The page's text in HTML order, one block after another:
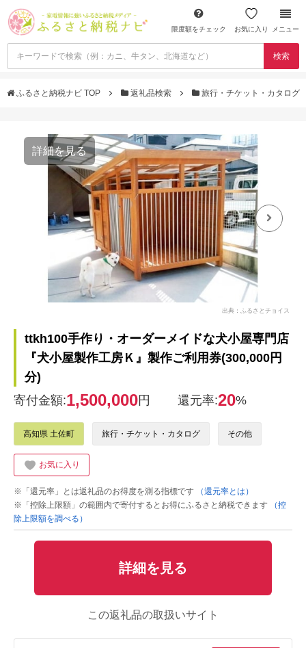
限度額をチェック お気に入り メニュー
検索
ふるさと納税ナビ TOP 返礼品検索 旅行・チケット・カタログ
詳細を見る
出典：ふるさとチョイス
ttkh100手作り・オーダーメイドな犬小屋専門店
『犬小屋製作工房Ｋ』製作ご利用券(300,000円
分)
寄付金額:1,500,000円 還元率:20%
高知県 土佐町 旅行・チケット・カタログ その他
お気に入り
※「還元率」とは返礼品のお得度を測る指標です
（還元率とは）
※「控除上限額」の範囲内で寄付するとお得にふるさと納税できます
（控
除上限額を調べる）
詳細を見る
この返礼品の取扱いサイト